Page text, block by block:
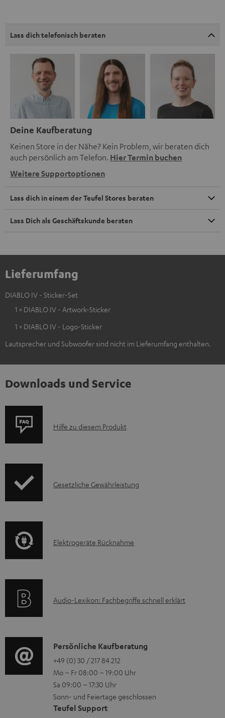
Lass dich telefonisch beraten
Deine Kaufberatung
Keinen Store in der Nähe? Kein Problem, wir beraten dich
auch persönlich am Telefon. Hier Termin buchen
Weitere Supportoptionen
Lass dich in einem der Teufel Stores beraten
Lass Dich als Geschäftskunde beraten
Lieferumfang
DIABLO IV - Sticker-Set
1 × DIABLO IV - Artwork-Sticker
1 × DIABLO IV - Logo-Sticker
Lautsprecher und Subwoofer sind nicht im Lieferumfang enthalten.
Downloads und Service
P
u
A
Hilfe zu diesem Produkt
I
r
i
e
n
z
u
r
Gesetzliche Gewährleistung
E
t
g
e
r
ä
t
Elektrogeräte Rücknahme
A
i
o
-
L
e
Audio-Lexikon: Fachbegriffe schnell erklärt
K
o
n
t
a
Persönliche Kaufberatung
+49 (0) 30 / 217 84 212
Mo – Fr 08:00 – 19:00 Uhr
Sa 09:00 – 17:30 Uhr
Sonn- und Feiertage geschlossen
Teufel Support